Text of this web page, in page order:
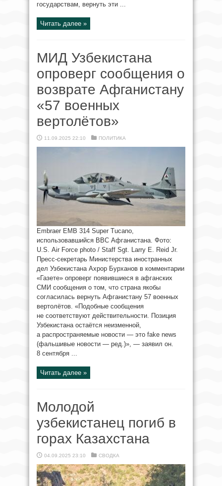
государствам, вернуть эти ...
Читать далее »
МИД Узбекистана
опроверг сообщения о
возврате Афганистану
«57 военных
вертолётов»
11.09.2025 22:10 ПОЛИТИКА
Embraer EMB 314 Super Tucano,
использовавшийся ВВС Афганистана. Фото:
U.S. Air Force photo / Staff Sgt. Larry E. Reid Jr.
Пресс-секретарь Министерства иностранных
дел Узбекистана Ахрор Бурханов в комментарии
«Газете» опроверг появившиеся в афганских
СМИ сообщения о том, что страна якобы
согласилась вернуть Афганистану 57 военных
вертолётов. «Подобные сообщения
не соответствуют действительности. Позиция
Узбекистана остаётся неизменной,
а распространяемые новости — это fake news
(фальшивые новости — ред.)», — заявил он.
8 сентября ...
Читать далее »
Молодой
узбекистанец погиб в
горах Казахстана
04.09.2025 23:10 СВОДКА